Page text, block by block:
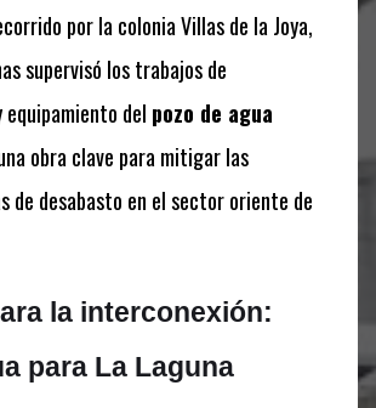
por la colonia Villas de la Joya,
supervisó los trabajos de
del pozo de agua
obra clave para mitigar las
de desabasto en el sector oriente de
la interconexión:
para La Laguna